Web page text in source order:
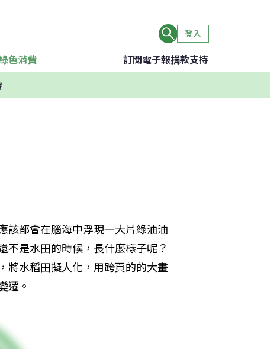
登入
色消費 訂閱電子報捐款支持
該都會在腦海中浮現一大片綠油油
不是水田的時候，長什麼樣子呢？
將水稻田擬人化，用跨頁的的大畫
遷。